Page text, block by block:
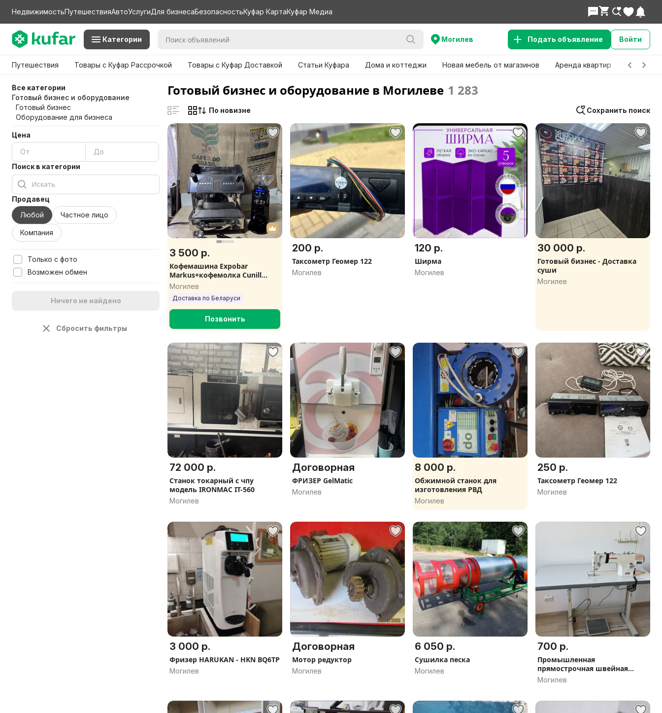
НедвижимостьПутешествияАвтоУслугиДля бизнесаБезопасностьКуфар КартаКуфар Медиа
Категории Могилев Подать объявление Войти
Путешествия Товары с Куфар Рассрочкой Товары с Куфар Доставкой Статьи Куфара Дома и коттеджи Новая мебель от магазинов Аренда квартир Детские
Все категории
Готовый бизнес и оборудование
Готовый бизнес
Оборудование для бизнеса
Цена
Поиск в категории
Продавец
Любой
Частное лицо
Компания
Только с фото
Возможен обмен
Ничего не найдено
Сбросить фильтры
Готовый бизнес и оборудование в Могилеве 1 283
Сохранить поиск
По новизне
3 500 р.
Кофемашина Expobar
Markus+кофемолка Cunill
комплек
Могилев
Доставка по Беларуси
Позвонить
200 р.
Таксометр Геомер 122
Могилев
120 р.
Ширма
Могилев
30 000 р.
Готовый бизнес - Доставка
суши
Могилев
72 000 р.
Станок токарный с чпу
модель IRONMAC IT-560
Могилев
Договорная
ФРИЗЕР GelMatic
Могилев
8 000 р.
Обжимной станок для
изготовления РВД
Могилев
250 р.
Таксометр Геомер 122
Могилев
3 000 р.
Фризер HARUKAN - HKN BQ6TP
Могилев
Договорная
Мотор редуктор
Могилев
6 050 р.
Сушилка песка
Могилев
700 р.
Промышленная
прямострочная швейная
машина
Могилев